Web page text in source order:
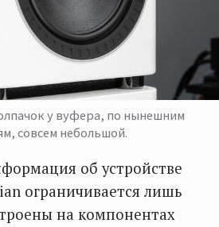
у вуфера, по нынешним
совсем небольшой.
об устройстве
ограничивается лишь
на компонентах